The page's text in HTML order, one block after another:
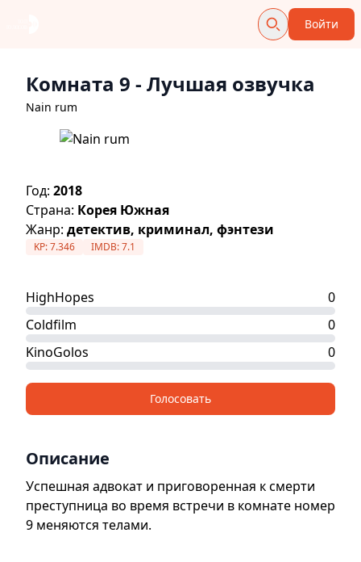
Войти
Комната 9 - Лучшая озвучка
Nain rum
Год: 2018
Страна: Корея Южная
Жанр: детектив, криминал, фэнтези
KP:7.346 IMDB:7.1
HighHopes
0
Coldfilm
0
KinoGolos
0
Голосовать
Описание
Успешная адвокат и приговоренная к смерти
преступница во время встречи в комнате номер
9 меняются телами.